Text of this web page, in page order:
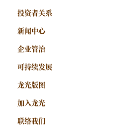
投资者关系
新闻中心
企业管治
可持续发展
龙光版图
加入龙光
联络我们